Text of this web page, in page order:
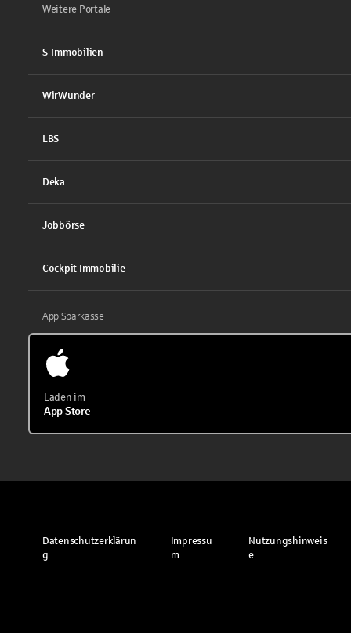
Weitere Portale
S-Immobilien
WirWunder
LBS
Deka
Jobbörse
Cockpit Immobilie
App Sparkasse
Laden im
App Store
Datenschutzerklärun
g
Impressu
m
Nutzungshinweis
e